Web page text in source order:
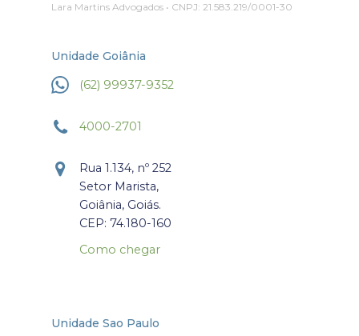
Lara Martins Advogados • CNPJ: 21.583.219/0001-30
Unidade Goiânia
(62) 99937-9352
4000-2701
Rua 1.134, nº 252
Setor Marista,
Goiânia, Goiás.
CEP: 74.180-160
Como chegar
Unidade Sao Paulo